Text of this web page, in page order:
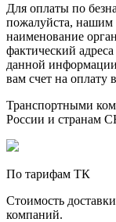
Для оплаты по
пожалуйста,
наименование
фактический
данной
вам счет на оплату
Транспортными
России и странам
По тарифам ТК
Стоимость
компаний.